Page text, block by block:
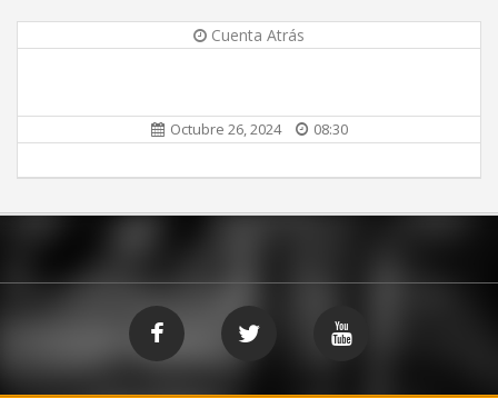
Cuenta Atrás
Octubre 26, 2024 08:30